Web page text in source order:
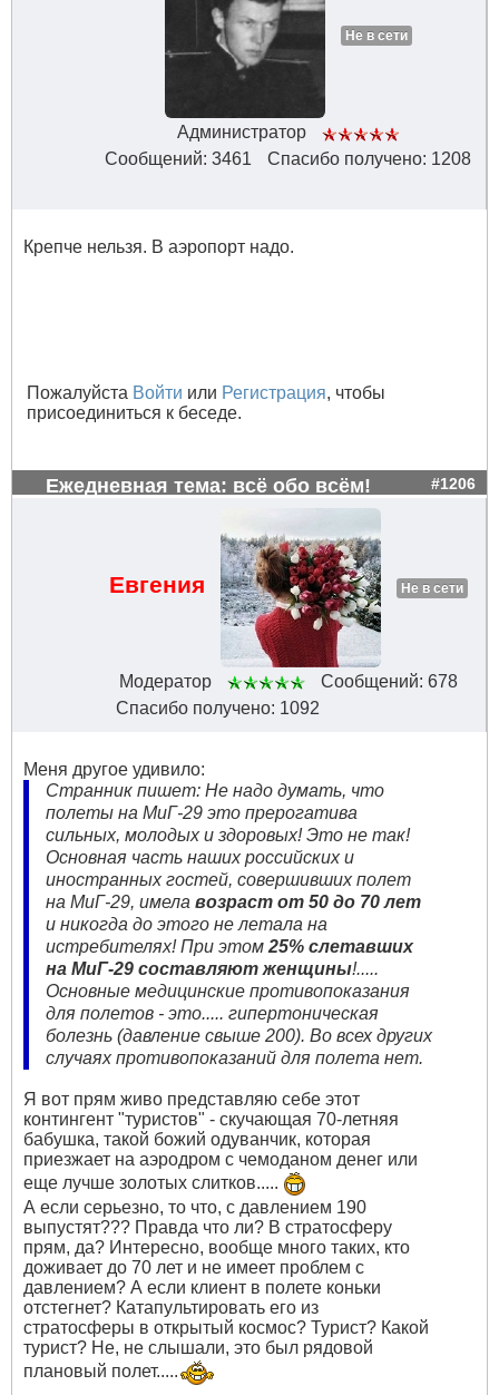
Не в сети
Администратор
Сообщений: 3461
Спасибо получено: 1208
Крепче нельзя. В аэропорт надо.
Пожалуйста Войти или Регистрация, чтобы
присоединиться к беседе.
Ежедневная тема: всё обо всём! #1206
Евгения Не в сети
Модератор
Сообщений: 678
Спасибо получено: 1092
Меня другое удивило:
Странник пишет: Не надо думать, что
полеты на МиГ-29 это прерогатива
сильных, молодых и здоровых! Это не так!
Основная часть наших российских и
иностранных гостей, совершивших полет
на МиГ-29, имела возраст от 50 до 70 лет
и никогда до этого не летала на
истребителях! При этом 25% слетавших
на МиГ-29 составляют женщины!.....
Основные медицинские противопоказания
для полетов - это..... гипертоническая
болезнь (давление свыше 200). Во всех других
случаях противопоказаний для полета нет.
Я вот прям живо представляю себе этот
контингент "туристов" - скучающая 70-летняя
бабушка, такой божий одуванчик, которая
приезжает на аэродром с чемоданом денег или
еще лучше золотых слитков.....
А если серьезно, то что, с давлением 190
выпустят??? Правда что ли? В стратосферу
прям, да? Интересно, вообще много таких, кто
доживает до 70 лет и не имеет проблем с
давлением? А если клиент в полете коньки
отстегнет? Катапультировать его из
стратосферы в открытый космос? Турист? Какой
турист? Не, не слышали, это был рядовой
плановый полет.....